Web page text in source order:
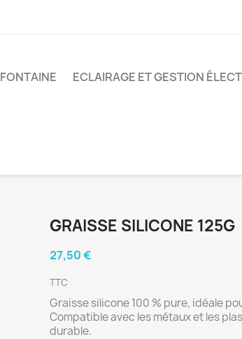
FONTAINE ECLAIRAGE ET GESTION
GRAISSE SILICONE 125G
27,50 €
TTC
Graisse silicone 100 % pure, idéale
Compatible avec les métaux et les
durable.